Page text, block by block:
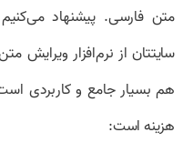
متن فارسی. پیشنهاد
سایتتان از نرم‌افزار ویرایش
هم بسیار جامع و کاربردی
هزینه است: